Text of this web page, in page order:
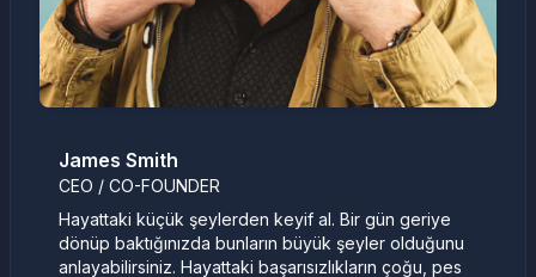
James Smith
CEO / CO-FOUNDER
Hayattaki küçük şeylerden keyif al. Bir gün geriye
dönüp baktığınızda bunların büyük şeyler olduğunu
anlayabilirsiniz. Hayattaki başarısızlıkların çoğu, pes